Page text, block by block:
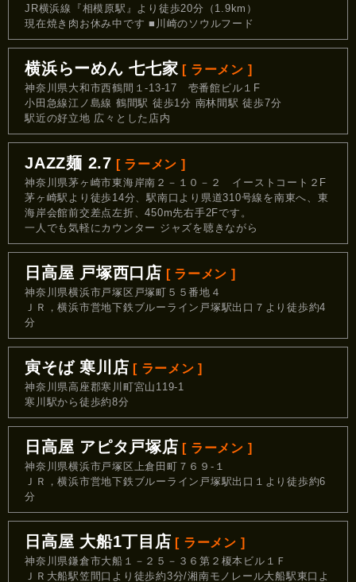
JR横浜線『相模原駅』より徒歩20分（1.9km）
現在焼き肉お休み中です ■川崎のソウルフード
横浜らーめん 七七家 [ ラーメン ]
神奈川県大和市西鶴間１-13-17 壱番館ビル１F
小田急線江ノ島線 鶴間駅 徒歩1分 南林間駅 徒歩7分
駅近の好立地 広々とした店内
JAZZ麺 2.7 [ ラーメン ]
神奈川県茅ヶ崎市東海岸南２－１０－２ イーストコート２F
茅ヶ崎駅より徒歩14分、駅南口より県道310号線を南東へ、東
海岸会館前交差点左折、450m先右手2Fです。
一人でも気軽にカウンター ジャズを聴きながら
日高屋 戸塚西口店 [ ラーメン ]
神奈川県横浜市戸塚区戸塚町５５番地４
ＪＲ，横浜市営地下鉄ブルーライン戸塚駅出口７より徒歩約4
分
寅そば 寒川店 [ ラーメン ]
神奈川県高座郡寒川町宮山119-1
寒川駅から徒歩約8分
日高屋 アピタ戸塚店 [ ラーメン ]
神奈川県横浜市戸塚区上倉田町７６９‐１
ＪＲ，横浜市営地下鉄ブルーライン戸塚駅出口１より徒歩約6
分
日高屋 大船1丁目店 [ ラーメン ]
神奈川県鎌倉市大船１－２５－３６第２榎本ビル１Ｆ
ＪＲ大船駅笠間口より徒歩約3分/湘南モノレール大船駅東口よ